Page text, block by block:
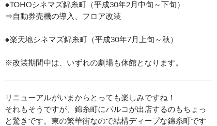
●TOHOシネマズ錦糸町（平成30年2月中旬～下旬）
⇒自動券売機の導入、フロア改装
●楽天地シネマズ錦糸町（平成30年7月上旬～秋）
※改装期間中は、いずれの劇場も休館となります。
リニューアルがいまからとっても楽しみですね！
それもそうですが、錦糸町にパルコが出店するのもちょっ
と驚きです。東の繁華街なので結構ディープな錦糸町です